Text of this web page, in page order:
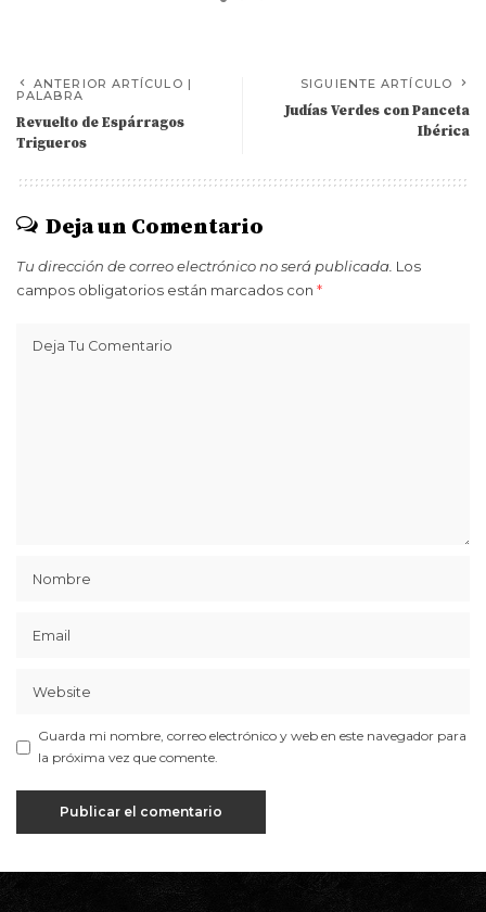
ANTERIOR ARTÍCULO |
PALABRA
Revuelto de Espárragos
Trigueros
SIGUIENTE ARTÍCULO
Judías Verdes con Panceta
Ibérica
Deja un Comentario
Tu dirección de correo electrónico no será publicada. Los
campos obligatorios están marcados con *
Guarda mi nombre, correo electrónico y web en este navegador para
la próxima vez que comente.